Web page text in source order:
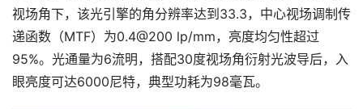
视场角下，该光引擎的角分辨率达到33.3，中心视场调制传
递函数（MTF）为0.4@200 lp/mm，亮度均匀性超过
95%。光通量为6流明，搭配30度视场角衍射光波导后，入
眼亮度可达6000尼特，典型功耗为98毫瓦。